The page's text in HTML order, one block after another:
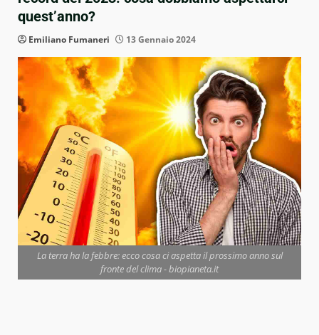
quest’anno?
Emiliano Fumaneri 13 Gennaio 2024
La terra ha la febbre: ecco cosa ci aspetta il prossimo anno sul
fronte del clima - biopianeta.it